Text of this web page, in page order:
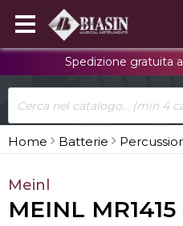
Spedizione gratuita
Home Batterie
Meinl
MEINL